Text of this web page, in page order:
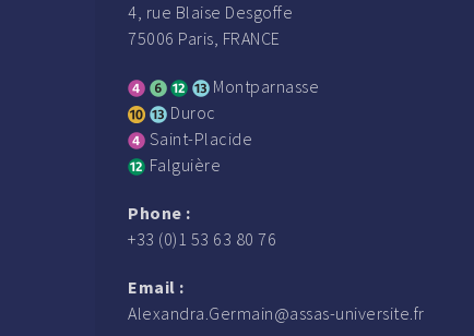
4, rue Blaise Desgoffe
75006 Paris, FRANCE
Montparnasse
Duroc
Saint-Placide
Falguière
Phone :
+33 (0)1 53 63 80 76
Email :
Alexandra.Germain@assas-universite.fr